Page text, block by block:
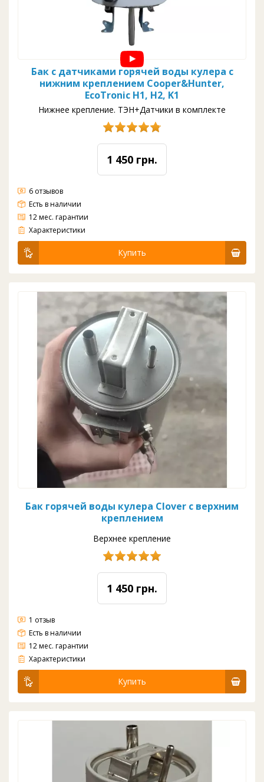
Бак с датчиками горячей воды кулера с
нижним креплением Cooper&Hunter,
EcoTronic H1, H2, K1
Нижнее крепление. ТЭН+Датчики в комплекте
1 450 грн.
6 отзывов
Есть в наличии
12 мес. гарантии
?si=JOlXbALCkFzeXSoTБак с датчиками горячей воды кулера с нижним креплением Cooper&Hunter, EcoTronic H1, H2
Характеристики
Купить
Бак горячей воды кулера Clover c верхним
креплением
Верхнее крепление
1 450 грн.
1 отзыв
Есть в наличии
12 мес. гарантии
Бак горячей воды кулеров воды Clover c верхним креплением
Характеристики
Купить